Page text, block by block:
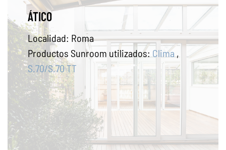
ÁTICO
Localidad: Roma
Productos Sunroom utilizados: Clima ,
S.70/S.70 TT